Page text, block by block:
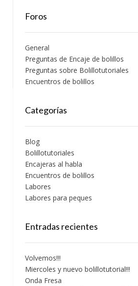
Foros
General
Preguntas de Encaje de bolillos
Preguntas sobre Bolillotutoriales
Encuentros de bolillos
Categorías
Blog
Bolillotutoriales
Encajeras al habla
Encuentros de bolillos
Labores
Labores para peques
Entradas recientes
Volvemos!!!
Miercoles y nuevo bolillotutorial!!!
Onda Fresa